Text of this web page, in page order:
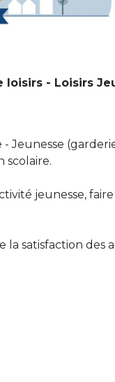
loisirs - Loisirs
Jeunesse
scolaire.
jeunesse,
satisfaction des